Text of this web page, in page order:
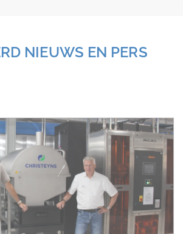
NIEUWS EN PERS